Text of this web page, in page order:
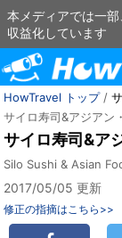
本メディアでは一
収益化しています
HowTravel トップ/
サイロ寿司&アジアン
サイロ寿司&ア
Silo Sushi & Asian
2017/05/05 更新
修正の指摘はこちら>>